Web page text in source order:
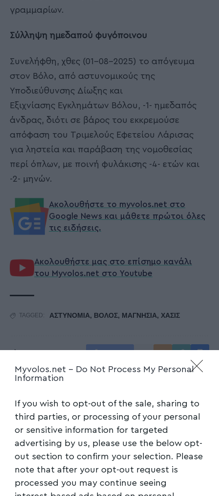
Myvolos.net - Do Not Process My Personal
Information
If you wish to opt-out of the sale, sharing to
third parties, or processing of your personal
or sensitive information for targeted
advertising by us, please use the below opt-
out section to confirm your selection. Please
note that after your opt-out request is
processed you may continue seeing
γραμμαρίων.
Σύλληψη ημεδαπού φυγόποινου
Συνελήφθη, χθες (01-08-2025) το απόγευμα
στον Βόλο, από αστυνομικούς της
Υποδιεύθυνσης Δίωξης και
Εξιχνίασης Εγκλημάτων Βόλου, -1- ημεδαπός
άνδρας, διότι σε βάρος του εκκρεμούσε
απόφαση του Τριμελούς Εφετείου Λάρισας
για ληστεία και παράβαση της νομοθεσίας
περί όπλων, με ποινή φυλάκισης -4- ετών και
-2- μηνών.
Ακολουθήστε το myvolos.net στο
Google News και μάθετε πρώτοι όλες
τις ειδήσεις.
Ακολουθήστε μας στο επίσημο κανάλι
του Myvolos.net στο Youtube
TAGGED: ΑΣΤΥΝΟΜΙΑ, ΒΟΛΟΣ, ΜΑΓΝΗΣΙΑ, ΧΑΣΙΣ